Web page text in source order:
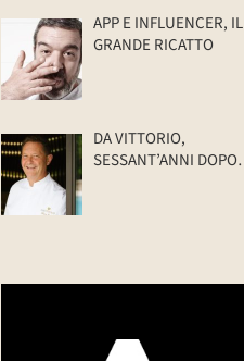
APP E INFLUENCER, IL
GRANDE RICATTO
DA VITTORIO,
SESSANT’ANNI DOPO: